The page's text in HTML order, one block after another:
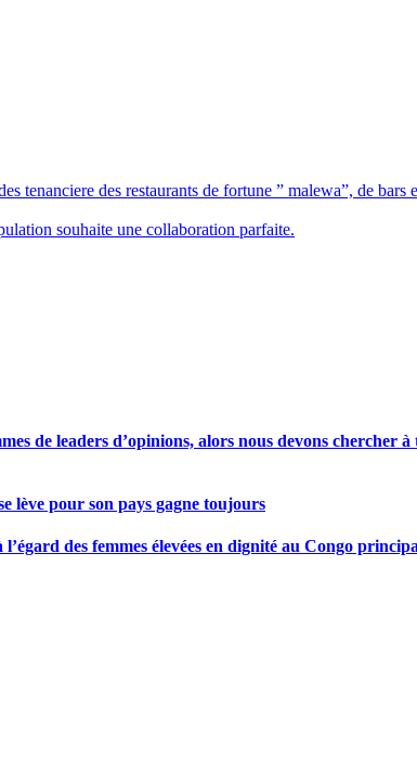
tenanciere des restaurants de fortune ” malewa”, de
souhaite une collaboration parfaite.
de leaders d’opinions, alors nous devons
lève pour son pays gagne toujours
des femmes élevées en dignité au Congo